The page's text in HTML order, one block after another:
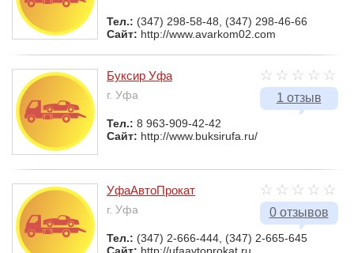
Тел.: (347) 298-58-48, (347) 298-46-66
Сайт: http://www.avarkom02.com
1 отзыв
Буксир Уфа
г. Уфа
Тел.: 8 963-909-42-42
Сайт: http://www.buksirufa.ru/
0 отзывов
УфаАвтоПрокат
г. Уфа
Тел.: (347) 2-666-444, (347) 2-665-645
Сайт: http://ufaavtoprokat.ru